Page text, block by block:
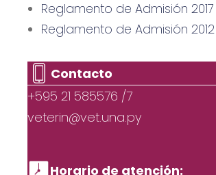
Reglamento de Admisión 2017
Reglamento de Admisión 2012
Contacto
+595 21 585576 /7
veterin@vet.una.py
Horario de atención: